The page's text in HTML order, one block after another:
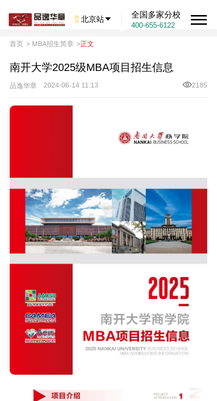
北京站 全国多家分校
400-655-6122
首页 > MBA招生简章 >正文
南开大学2025级MBA项目招生信息
品逸华章 2024-06-14 11:13 2185